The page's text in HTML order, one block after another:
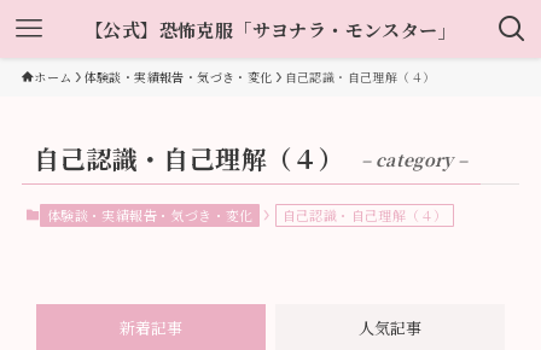
【公式】恐怖克服「サヨナラ・モンスター」
ホーム 体験談・実績報告・気づき・変化 自己認識・自己理解（４）
自己認識・自己理解（４） – category –
体験談・実績報告・気づき・変化 自己認識・自己理解（４）
新着記事 人気記事